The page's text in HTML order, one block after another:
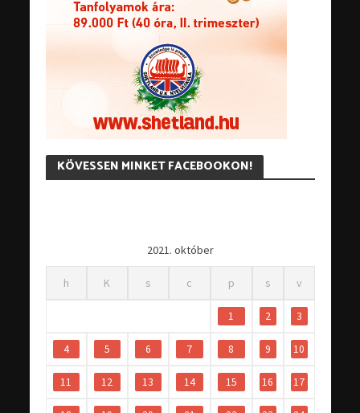
KÖVESSEN MINKET FACEBOOKON!
2021. október
h K s c p s v
1 2 3
4 5 6 7 8 9 10
11 12 13 14 15 16 17